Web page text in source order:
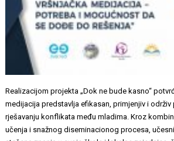
Realizacijom projekta „Dok ne bude kasno“
medijacija predstavlja efikasan, primjenjiv i održiv
rješavanju konflikata među mladima. Kroz
učenja i snažnog diseminacionog procesa,